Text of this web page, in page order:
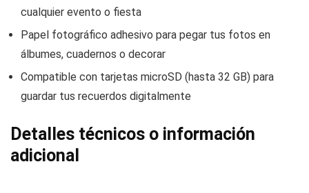
cualquier evento o fiesta
Papel fotográfico adhesivo para pegar tus fotos en
álbumes, cuadernos o decorar
Compatible con tarjetas microSD (hasta 32 GB) para
guardar tus recuerdos digitalmente
Detalles técnicos o información
adicional